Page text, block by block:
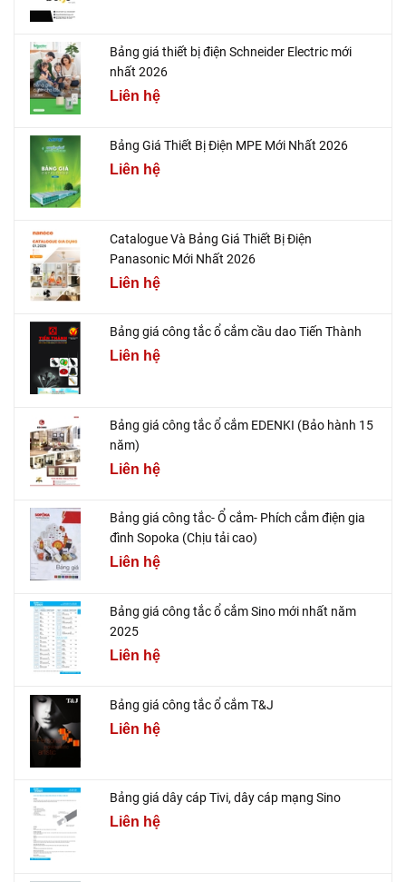
Bảng giá thiết bị điện Schneider Electric mới
nhất 2026
Liên hệ
Bảng Giá Thiết Bị Điện MPE Mới Nhất 2026
Liên hệ
Catalogue Và Bảng Giá Thiết Bị Điện
Panasonic Mới Nhất 2026
Liên hệ
Bảng giá công tắc ổ cắm cầu dao Tiến Thành
Liên hệ
Bảng giá công tắc ổ cắm EDENKI (Bảo hành 15
năm)
Liên hệ
Bảng giá công tắc- Ổ cắm- Phích cắm điện gia
đình Sopoka (Chịu tải cao)
Liên hệ
Bảng giá công tắc ổ cắm Sino mới nhất năm
2025
Liên hệ
Bảng giá công tắc ổ cắm T&J
Liên hệ
Bảng giá dây cáp Tivi, dây cáp mạng Sino
Liên hệ